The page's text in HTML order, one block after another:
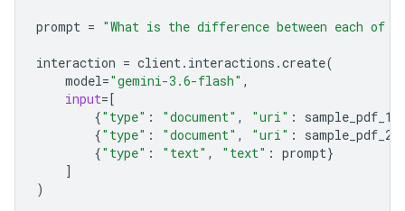
prompt = "What is the difference between each of
interaction = client. interactions .create(
model="gemini-3.6-flash" ,
input=[
{"type" : "document" , "uri" : sample_pdf_1
{"type" : "document" , "uri" : sample_pdf_2
{"type" : "text" , "text" : prompt}
]
)